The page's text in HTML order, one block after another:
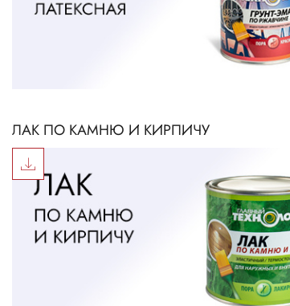
ЛАК ПО КАМНЮ И КИРПИЧУ